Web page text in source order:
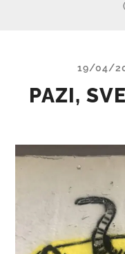
19/04/
PAZI,